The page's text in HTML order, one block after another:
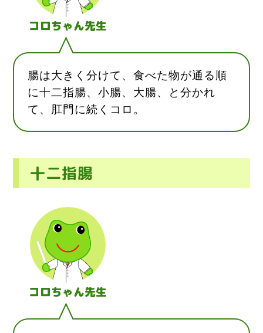
コロちゃん先生
腸は大きく分けて、食べた物が通る順
に十二指腸、小腸、大腸、と分かれ
て、肛門に続くコロ。
十二指腸
コロちゃん先生